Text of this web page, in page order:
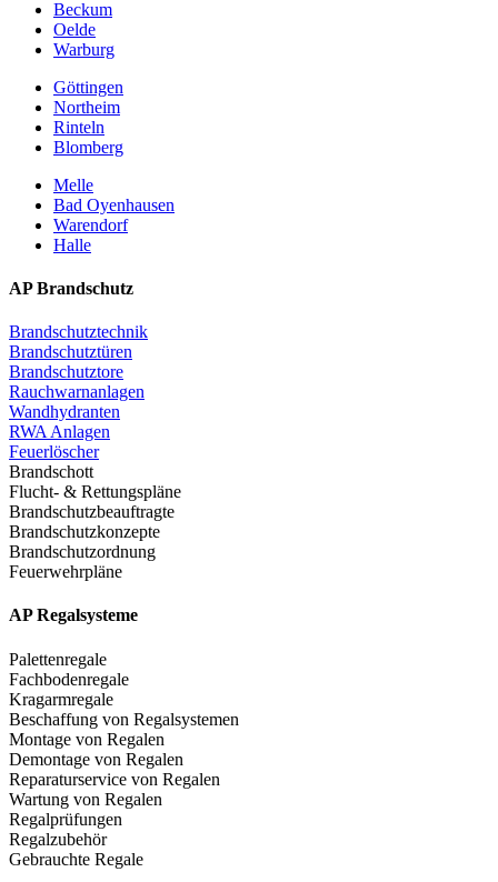
Beckum
Oelde
Warburg
Göttingen
Northeim
Rinteln
Blomberg
Melle
Bad Oyenhausen
Warendorf
Halle
AP Brandschutz
Brandschutztechnik
Brandschutztüren
Brandschutztore
Rauchwarnanlagen
Wandhydranten
RWA Anlagen
Feuerlöscher
Brandschott
Flucht- & Rettungspläne
Brandschutzbeauftragte
Brandschutzkonzepte
Brandschutzordnung
Feuerwehrpläne
AP Regalsysteme
Palettenregale
Fachbodenregale
Kragarmregale
Beschaffung von Regalsystemen
Montage von Regalen
Demontage von Regalen
Reparaturservice von Regalen
Wartung von Regalen
Regalprüfungen
Regalzubehör
Gebrauchte Regale